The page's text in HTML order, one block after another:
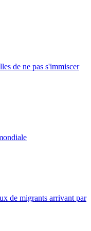
de ne pas s'immiscer
de migrants arrivant par